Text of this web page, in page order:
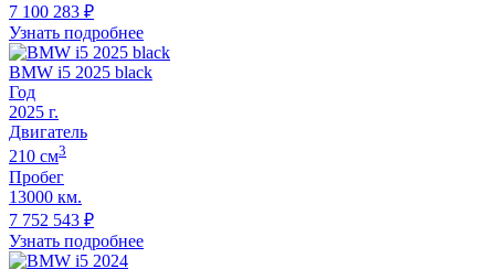
7 100 283 ₽
Узнать подробнее
BMW i5 2025 black
Год
2025 г.
Двигатель
210 cм3
Пробег
13000 км.
7 752 543 ₽
Узнать подробнее